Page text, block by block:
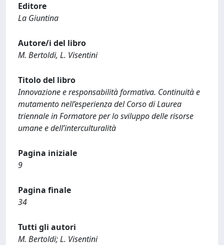
Editore
La Giuntina
Autore/i del libro
M. Bertoldi, L. Visentini
Titolo del libro
Innovazione e responsabilità formativa. Continuità e
mutamento nell’esperienza del Corso di Laurea
triennale in Formatore per lo sviluppo delle risorse
umane e dell’interculturalità
Pagina iniziale
9
Pagina finale
34
Tutti gli autori
M. Bertoldi; L. Visentini